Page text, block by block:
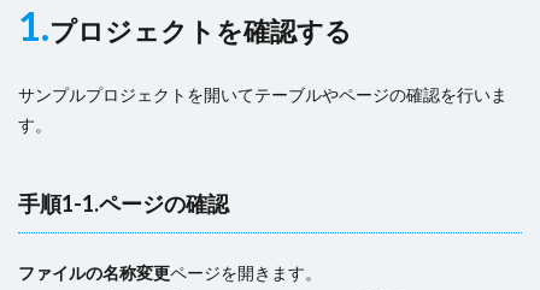
1.プロジェクトを確認する
サンプルプロジェクトを開いてテーブルやページの確認を行いま
す。
手順1-1.ページの確認
ファイルの名称変更ページを開きます。